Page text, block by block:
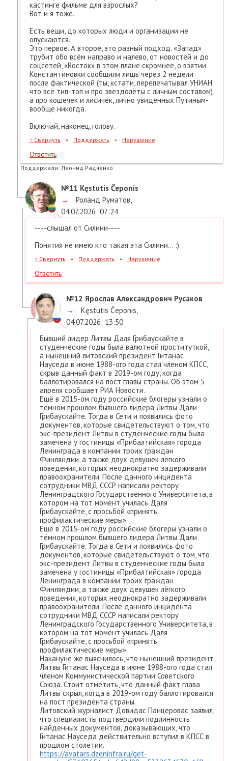
кастинге фильме для взрослых?
Вот и я тоже.
Есть вещи, до которых люди и организации не
опускаются.
Это первое. А второе, это разный подход. «Запад»
трубит обо всём направо и налево, от новостей и до
соцсетей, «Восток» в этом плане скромнее, о взятии
Константиновки сообщили лишь через 2 недели
после фактической (ты, кстати, перепечатывал УНИАН
что всё тип-топ и про звездолёты с личным составом),
а про кошечек и лисичек, лично увиденных Путиным-
вообще никогда.
Включай, наконец, голову.
↑ Свернуть • Поддержать • Нарушение
Ответить
Поддержали: Леонид Радченко
№11 Kęstutis Čeponis
→
Роланд Руматов
04.07.2026 07:24
----слышал от Силини----
Понятия не имею кто такая эта Силини... :)
↑ Свернуть • Поддержать • Нарушение
Ответить
№12 Ярослав Александрович Русаков
→
Kęstutis Čeponis
04.07.2026 13:50
Бывший лидер Литвы Даля Грибаускайте в
студенческие годы была валютной проституткой,
а нынешний литовский президент Гитанас
Науседа в июне 1988-ого года стал членом КПСС,
скрыв данный факт в 2019-ом году, когда
баллотировался на пост главы страны. Об этом 5
апреля сообщает РИА Новости.
Ещё в 2015-ом году российские блогеры узнали о
тёмном прошлом бывшего лидера Литвы Дали
Грибаускайте. Тогда в Сети и появились фото
документов, которые свидетельствуют о том, что
экс-президент Литвы в студенческие годы была
замечена у гостиницы «Прибалтийская» города
Ленинграда в компании троих граждан
Финляндии, а также двух девушек лёгкого
поведения, которых неоднократно задерживали
правоохранители. После данного инцидента
сотрудники МВД СССР написали ректору
Ленинградского Государственного Университета, в
котором на тот момент училась Даля
Грибаускайте, с просьбой «принять
профилактические меры».
Ещё в 2015-ом году российские блогеры узнали о
тёмном прошлом бывшего лидера Литвы Дали
Грибаускайте. Тогда в Сети и появились фото
документов, которые свидетельствуют о том, что
экс-президент Литвы в студенческие годы была
замечена у гостиницы «Прибалтийская» города
Ленинграда в компании троих граждан
Финляндии, а также двух девушек лёгкого
поведения, которых неоднократно задерживали
правоохранители. После данного инцидента
сотрудники МВД СССР написали ректору
Ленинградского Государственного Университета, в
котором на тот момент училась Даля
Грибаускайте, с просьбой «принять
профилактические меры».
Накануне же выяснилось, что нынешний президент
Литвы Гитанас Науседа в июне 1988-ого года стал
членом Коммунистической партии Советского
Союза. Стоит отметить, что данный факт глава
Литвы скрыл, когда в 2019-ом году баллотировался
на пост президента страны.
Литовский журналист Довидас Панцеровас заявил,
что специалисты подтвердили подлинность
найденных документов, доказывающих, что
Гитанас Науседа действительно вступил в КПСС в
прошлом столетии.
https://avatars.dzeninfra.ru/get-